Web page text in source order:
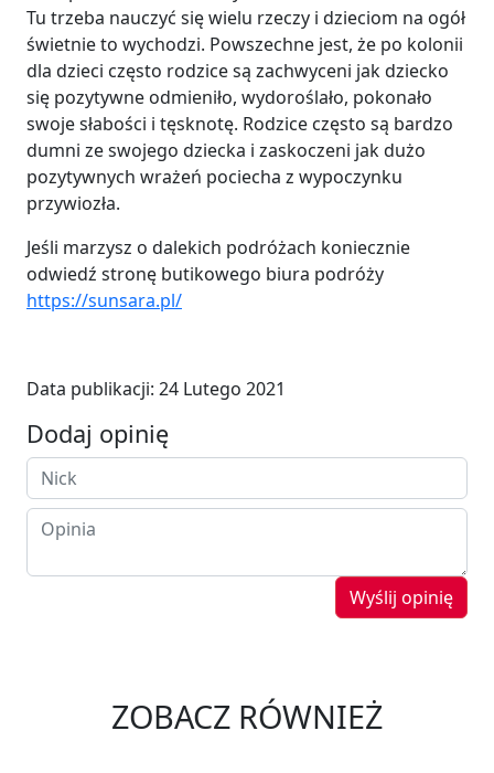
Tu trzeba nauczyć się wielu rzeczy i dzieciom na ogół
świetnie to wychodzi. Powszechne jest, że po kolonii
dla dzieci często rodzice są zachwyceni jak dziecko
się pozytywne odmieniło, wydoroślało, pokonało
swoje słabości i tęsknotę. Rodzice często są bardzo
dumni ze swojego dziecka i zaskoczeni jak dużo
pozytywnych wrażeń pociecha z wypoczynku
przywiozła.
Jeśli marzysz o dalekich podróżach koniecznie
odwiedź stronę butikowego biura podróży
https://sunsara.pl/
Data publikacji: 24 Lutego 2021
Dodaj opinię
Wyślij opinię
ZOBACZ RÓWNIEŻ